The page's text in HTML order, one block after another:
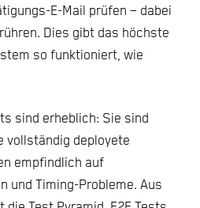
E-Mail prüfen – dabei
Dies gibt das höchste
so funktioniert, wie
sind erheblich: Sie sind
vollständig deployete
empfindlich auf
und Timing-Probleme. Aus